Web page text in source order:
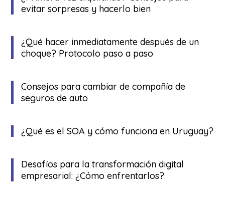
evitar sorpresas y hacerlo bien
¿Qué hacer inmediatamente después de un
choque? Protocolo paso a paso
Consejos para cambiar de compañía de
seguros de auto
¿Qué es el SOA y cómo funciona en Uruguay?
Desafíos para la transformación digital
empresarial: ¿Cómo enfrentarlos?